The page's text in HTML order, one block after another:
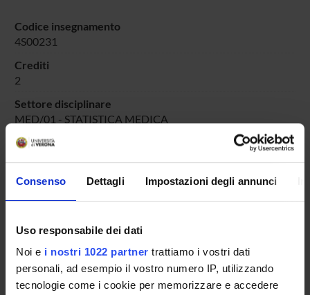
Consenso Dettagli Impostazioni degli annunci
Uso responsabile dei dati
Noi e i nostri 1022 partner trattiamo i vostri dati
personali, ad esempio il vostro numero IP, utilizzando
tecnologie come i cookie per memorizzare e accedere
Codice insegnamento
4S00231
Crediti
2
Settore disciplinare
MED/01 - STATISTICA MEDICA
Piani didattici
Insegnamenti
Bacheca avvisi
Organi collegiali e di governo